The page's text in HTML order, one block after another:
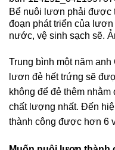
Bể nuôi lươn phải được
đoạn phát triển của
nước, vệ sinh sạch sẽ.
Trung bình một năm
lươn đẻ hết trứng sẽ
không để đẻ thêm
chất lượng nhất. Đến
thành công được hơn 6